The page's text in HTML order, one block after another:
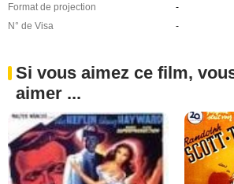
Format de projection
-
N° de Visa
-
Si vous aimez ce film,
aimer ...